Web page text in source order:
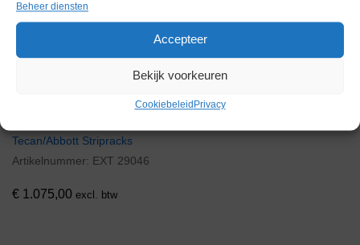
Beheer diensten
Accepteer
Bekijk voorkeuren
Cookiebeleid Privacy
Via bemiddeling
Tecan/Abbott Stripracks
Artikelnummer: EXT 29046
€ 1.075,00 excl. btw